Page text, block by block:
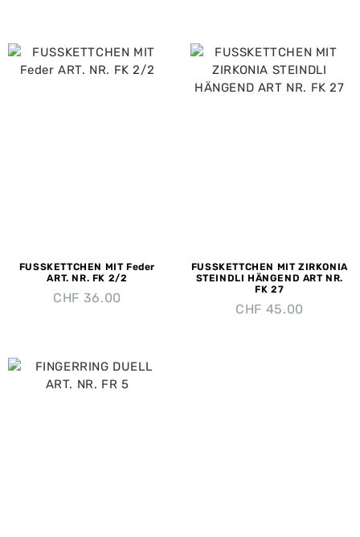
FUSSKETTCHEN MIT Feder
ART. NR. FK 2/2
CHF 36.00
FUSSKETTCHEN MIT ZIRKONIA
STEINDLI HÄNGEND ART NR.
FK 27
CHF 45.00